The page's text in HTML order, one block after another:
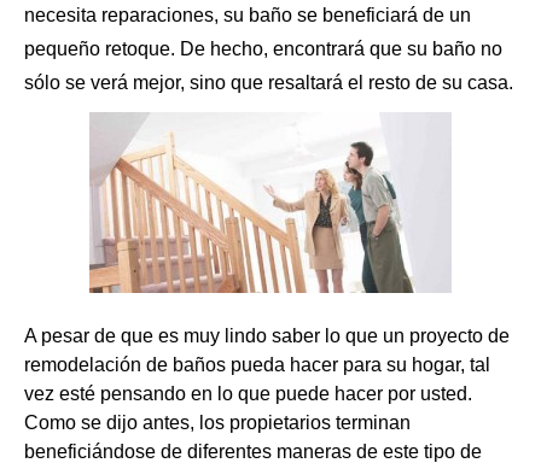
necesita reparaciones, su baño se beneficiará de un
pequeño retoque. De hecho, encontrará que su baño no
sólo se verá mejor, sino que resaltará el resto de su casa.
A pesar de que es muy lindo saber lo que un proyecto de
remodelación de baños pueda hacer para su hogar, tal
vez esté pensando en lo que puede hacer por usted.
Como se dijo antes, los propietarios terminan
beneficiándose de diferentes maneras de este tipo de